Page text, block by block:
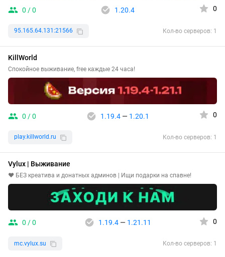
0 / 0 1.20.4 0
95.165.64.131:21566 Кол-во серверов: 1
KillWorld
Спокойное выживание, free каждые 24 часа!
0 / 0 1.19.4— 1.20.1 0
play.killworld.ru Кол-во серверов: 1
Vylux | Выживание
❤️ БЕЗ креатива и донатных админов | Ищи подарки на спавне!
0 / 0 1.19.4— 1.21.11 0
mc.vylux.su Кол-во серверов: 1